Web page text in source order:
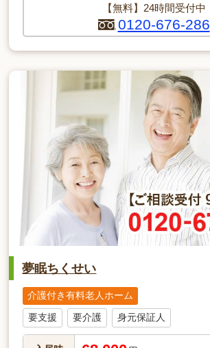
【無料】24時間受付中
0120-676-286
夢眠ちくせい
介護付き有料老人ホーム
要支援 要介護 身元保証人